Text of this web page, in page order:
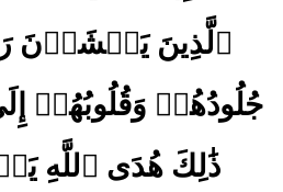
ٱلَّذِينَ يَخۡشَوۡنَ
جُلُودُهُمۡ وَقُلُوبُهُمۡ
ذَٰلِكَ هُدَى ٱللَّهِ